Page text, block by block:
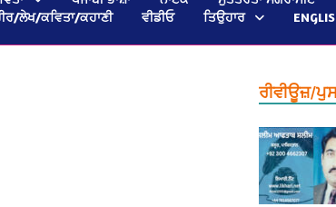
ਲੇਖ/ਕਵਿਤਾ/ਕਹਾਣੀ ਵੀਡੀਓ ਤਿਉਹਾਰ
ਰੀਵੀਊਜ਼/